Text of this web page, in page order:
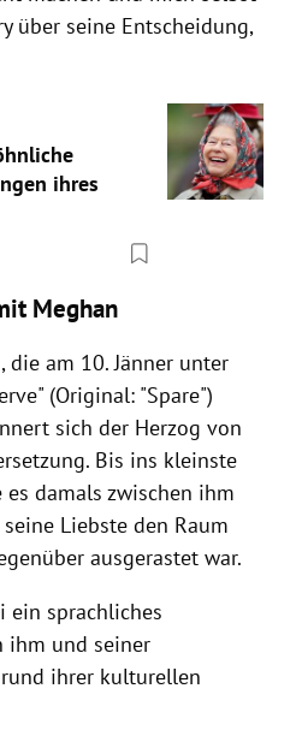
über seine Entscheidung,
ihres
Meghan
am 10. Jänner unter
(Original: "Spare")
sich der Herzog von
Bis ins kleinste
damals zwischen ihm
Liebste den Raum
ausgerastet war.
ein sprachliches
ihm und seiner
ihrer kulturellen